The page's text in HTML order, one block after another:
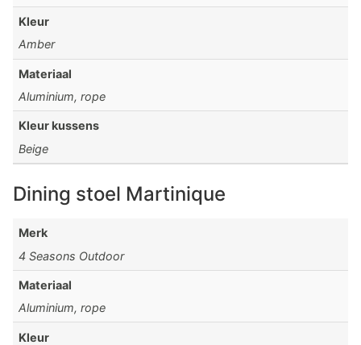
Kleur
Amber
Materiaal
Aluminium, rope
Kleur kussens
Beige
Dining stoel Martinique
Merk
4 Seasons Outdoor
Materiaal
Aluminium, rope
Kleur